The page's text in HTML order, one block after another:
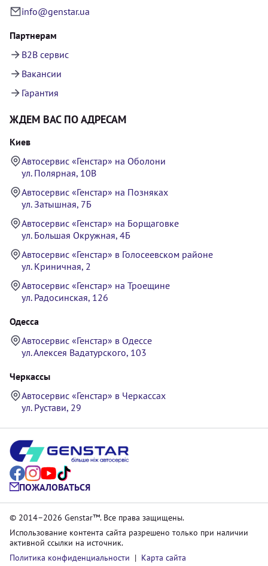
info@genstar.ua
Партнерам
B2B сервис
Вакансии
Гарантия
ЖДЕМ ВАС ПО АДРЕСАМ
Киев
Автосервис «Генстар» на Оболони
ул. Полярная, 10В
Автосервис «Генстар» на Позняках
ул. Затышная, 7Б
Автосервис «Генстар» на Борщаговке
ул. Большая Окружная, 4Б
Автосервис «Генстар» в Голосеевском районе
ул. Криничная, 2
Автосервис «Генстар» на Троещине
ул. Радосинская, 126
Одесса
Автосервис «Генстар» в Одессе
ул. Алексея Вадатурского, 103
Черкассы
Автосервис «Генстар» в Черкассах
ул. Рустави, 29
ПОЖАЛОВАТЬСЯ
© 2014–2026 Genstar™. Все права защищены.
Использование контента сайта разрешено только при наличии
активной ссылки на источник.
Политика конфиденциальности | Карта сайта